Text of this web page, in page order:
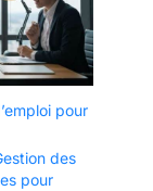
pour
des
pour